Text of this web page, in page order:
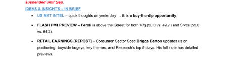
Japan
Southeast Asia
Russia News